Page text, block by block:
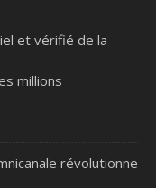
et vérifié de la
millions
révolutionne